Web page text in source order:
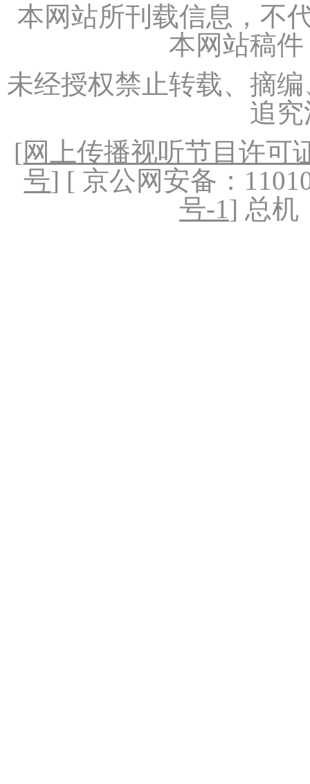
本网站所刊载信息，不
本网站稿
未经授权禁止转载、摘
追
[网上传播视听节目许可
号] [ 京公网安备：
号-1] 总机